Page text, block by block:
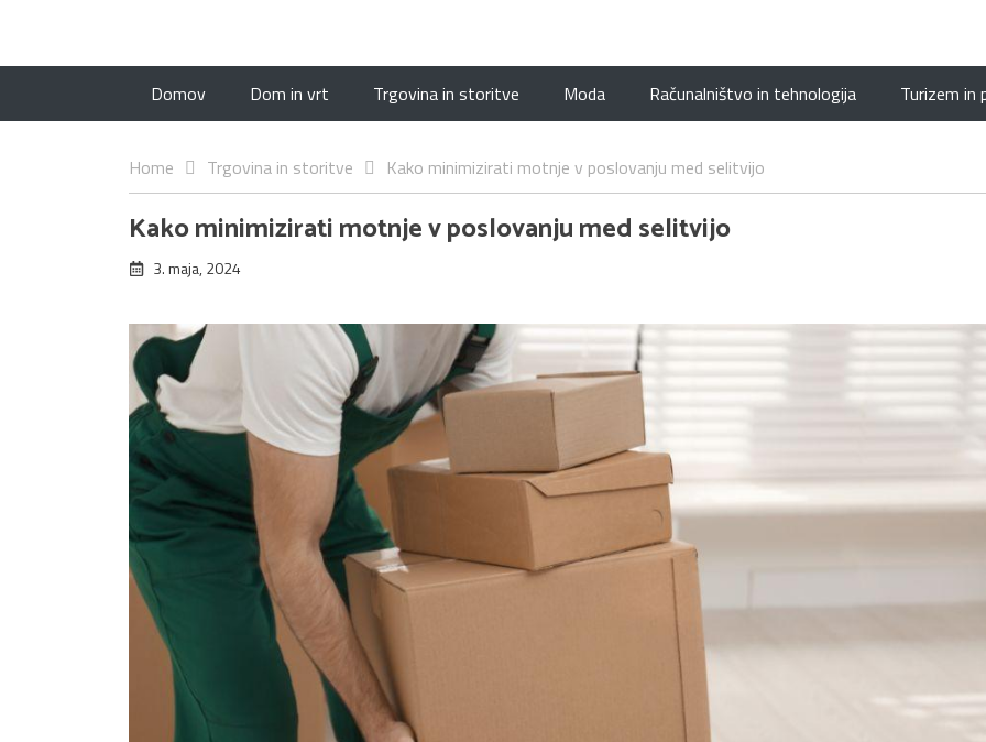
Domov Dom in vrt Trgovina in storitve Moda Računalništvo in tehnologija Turizem in
Home Trgovina in storitve Kako minimizirati motnje v poslovanju med selitvijo
Kako minimizirati motnje v poslovanju med selitvijo
3. maja, 2024